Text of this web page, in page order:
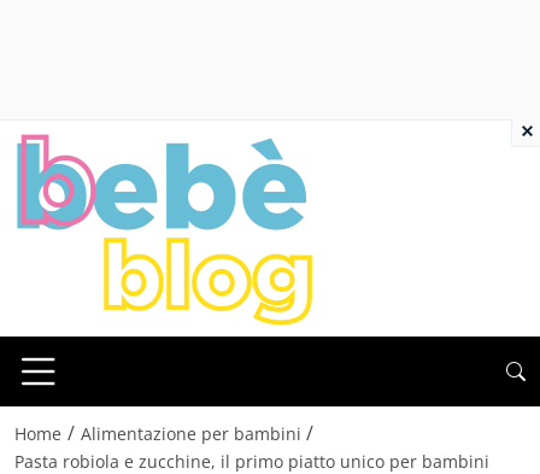
Home / Alimentazione per bambini /
Pasta robiola e zucchine, il primo piatto unico per bambini
×